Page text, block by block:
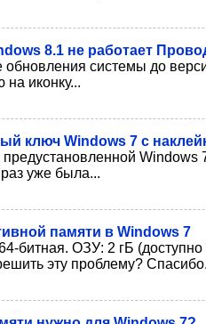
8.1 не работает
системы до
иконку...
ключ Windows 7 с
уже была...
памяти в Windows 7
битная. ОЗУ: 2 гБ
эту проблему? Спасибо.